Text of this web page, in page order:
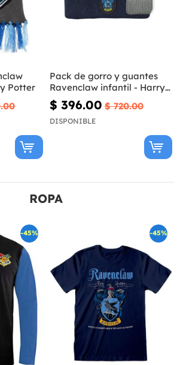
Potter
Pack de gorro y guantes
Ravenclaw infantil - Harry
Potter
$ 396.00 $ 720.00
DISPONIBLE
ROPA
-45% -45%